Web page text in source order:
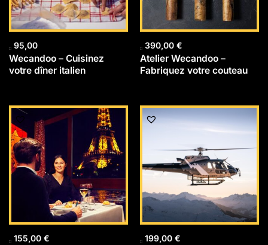
95,00
Wecandoo – Cuisinez
votre dîner italien
390,00 €
Atelier Wecandoo –
Fabriquez votre couteau
155,00 € 199,00 €